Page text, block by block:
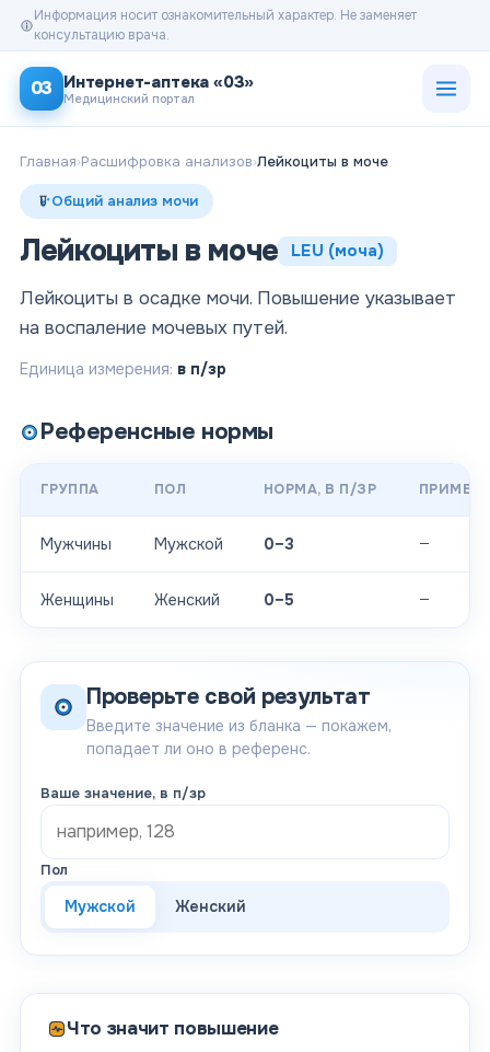
Информация носит ознакомительный характер. Не заменяет
консультацию врача.
03 Интернет-аптека «03»
Медицинский портал
Главная›Расшифровка анализов›Лейкоциты в моче
Общий анализ мочи
Лейкоциты в моче LEU (моча)
Лейкоциты в осадке мочи. Повышение указывает
на воспаление мочевых путей.
Единица измерения: в п/зр
Референсные нормы
ГРУППА ПОЛ НОРМА, В П/ЗР
Мужчины Мужской 0–3 —
Женщины Женский 0–5 —
Проверьте свой результат
Введите значение из бланка — покажем,
попадает ли оно в референс.
Ваше значение, в п/зр
Пол
Мужской Женский
Что значит повышение